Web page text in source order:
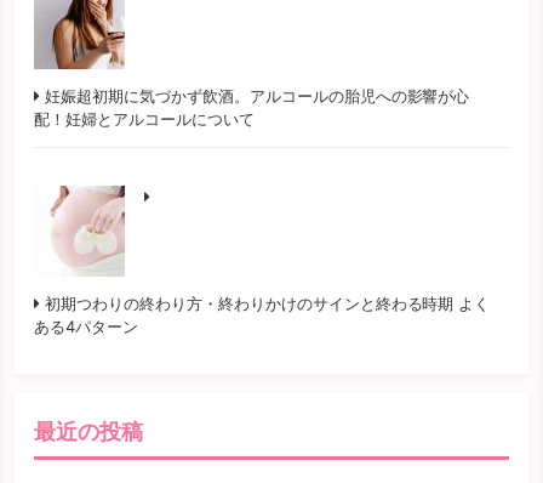
妊娠超初期に気づかず飲酒。アルコールの胎児への影響が心
配！妊婦とアルコールについて
初期つわりの終わり方・終わりかけのサインと終わる時期 よく
ある4パターン
最近の投稿